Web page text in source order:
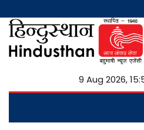
9 Aug 2026,